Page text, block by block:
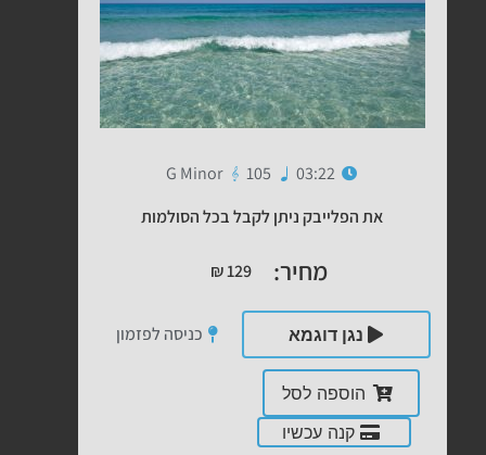
03:22
105
G Minor
את הפלייבק ניתן לקבל בכל הסולמות
מחיר: ₪129
נגן דוגמא כניסה לפזמון
הוספה לסל
קנה עכשיו